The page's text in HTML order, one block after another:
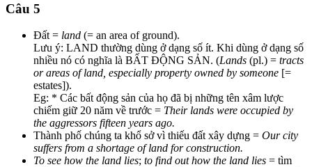
Câu 5
Đất = land (= an area of ground).
Lưu ý: LAND thường dùng ở dạng số ít. Khi dùng ở dạng số
nhiều nó có nghĩa là BẤT ĐỘNG SẢN. (Lands (pl.) = tracts
or areas of land, especially property owned by someone [=
estates]).
Eg: * Các bất động sản của họ đã bị những tên xâm lược
chiếm giữ 20 năm về trước = Their lands were occupied by
the aggressors fifteen years ago.
Thành phố chúng ta khổ sở vì thiếu đất xây dựng = Our city
suffers from a shortage of land for construction.
To see how the land lies; to find out how the land lies = tìm